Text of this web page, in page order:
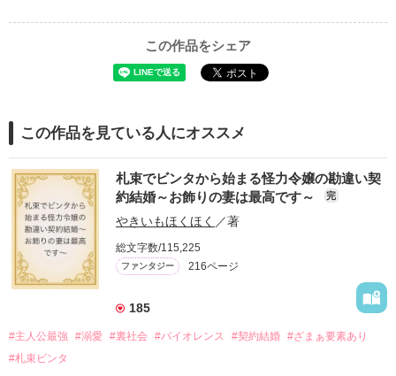
この作品をシェア
この作品を見ている人にオススメ
札束でビンタから始まる怪力令嬢の勘違い契
約結婚～お飾りの妻は最高です～
完
やきいもほくほく ／著
総文字数/115,225
ファンタジー 216ページ
185
#主人公最強 #溺愛 #裏社会 #バイオレンス #契約結婚 #ざまぁ要素あり
#札束ビンタ